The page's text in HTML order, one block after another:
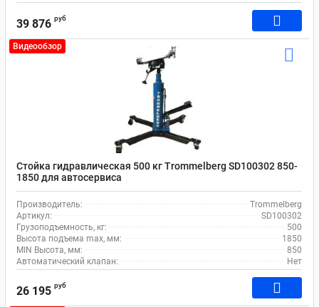
39 876 руб
Видеообзор
Стойка гидравлическая 500 кг Trommelberg SD100302 850-
1850 для автосервиса
Производитель:
Trommelberg
Артикул:
SD100302
Грузоподъемность, кг:
500
Высота подъема max, мм:
1850
MIN Высота, мм:
850
Автоматический клапан:
Нет
26 195 руб